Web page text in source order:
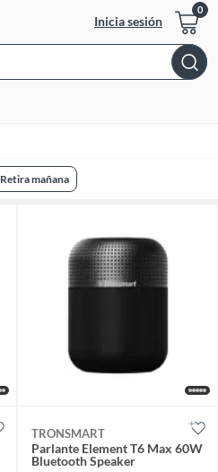
Inicia sesión
Bar
Retira mañana
TRONSMART
Parlante Element T6 Max 60W
Bluetooth Speaker